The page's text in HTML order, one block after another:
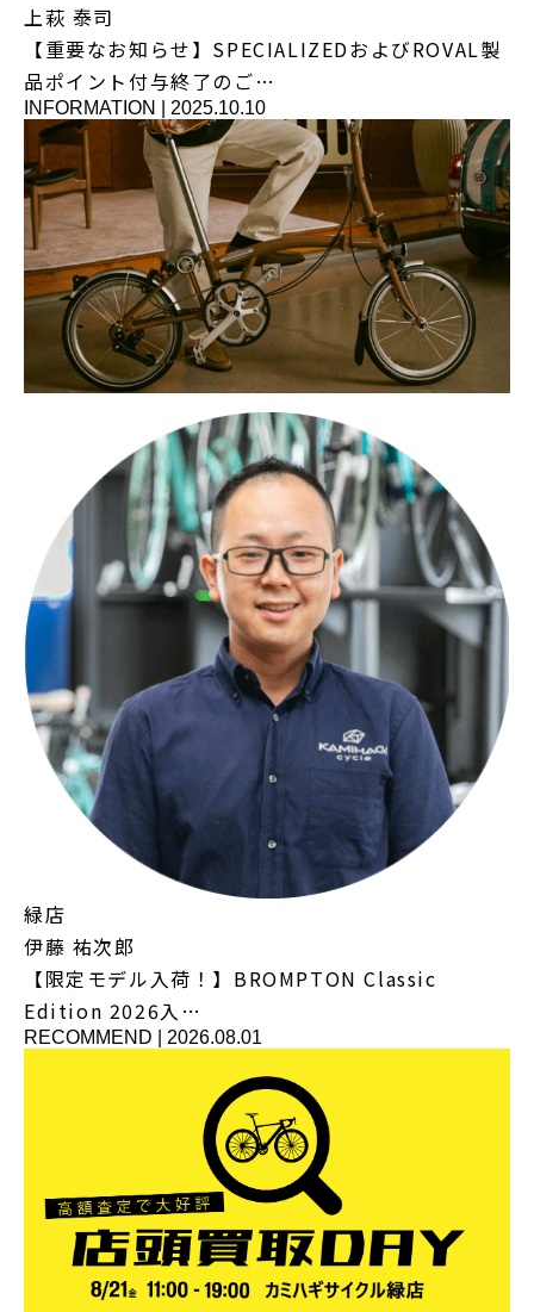
上萩 泰司
【重要なお知らせ】SPECIALIZEDおよびROVAL製
品ポイント付与終了のご…
INFORMATION 2025.10.10
緑店
伊藤 祐次郎
【限定モデル入荷！】BROMPTON Classic
Edition 2026入…
RECOMMEND 2026.08.01